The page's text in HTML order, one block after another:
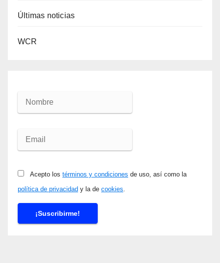
Últimas noticias
WCR
Acepto los términos y condiciones de uso, así como la
política de privacidad y la de cookies